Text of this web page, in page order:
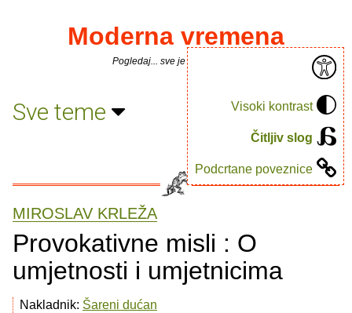
Visoki kontrast
Čitljiv slog
Podcrtane poveznice
Moderna vremena
Pogledaj... sve je puno knjiga.
Sve teme
MIROSLAV KRLEŽA
Provokativne misli : O
umjetnosti i umjetnicima
Nakladnik: Šareni dućan